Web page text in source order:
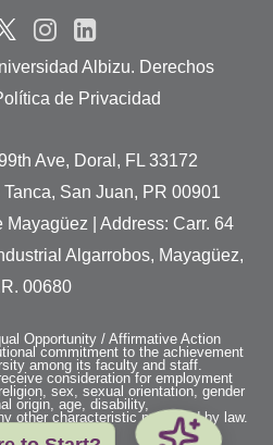
Albizu. Derechos
de Privacidad
Ave, Doral, FL 33172
San Juan, PR 00901
| Address: Carr. 64
Algarrobos, Mayagüez,
00680
Opportunity / Affirmative Action
commitment to the achievement
among its faculty and staff.
consideration for employment
sex, sexual orientation, gender
origin, age, disability,
other characteristic protected by law.